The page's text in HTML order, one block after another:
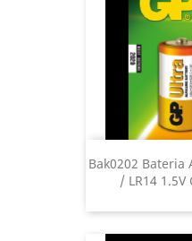
Bak0202 Bateria
/ LR14 1.5V